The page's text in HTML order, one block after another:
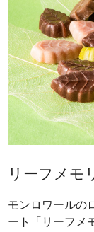
リーフメモ
モンロワールの
ート「リーフメ